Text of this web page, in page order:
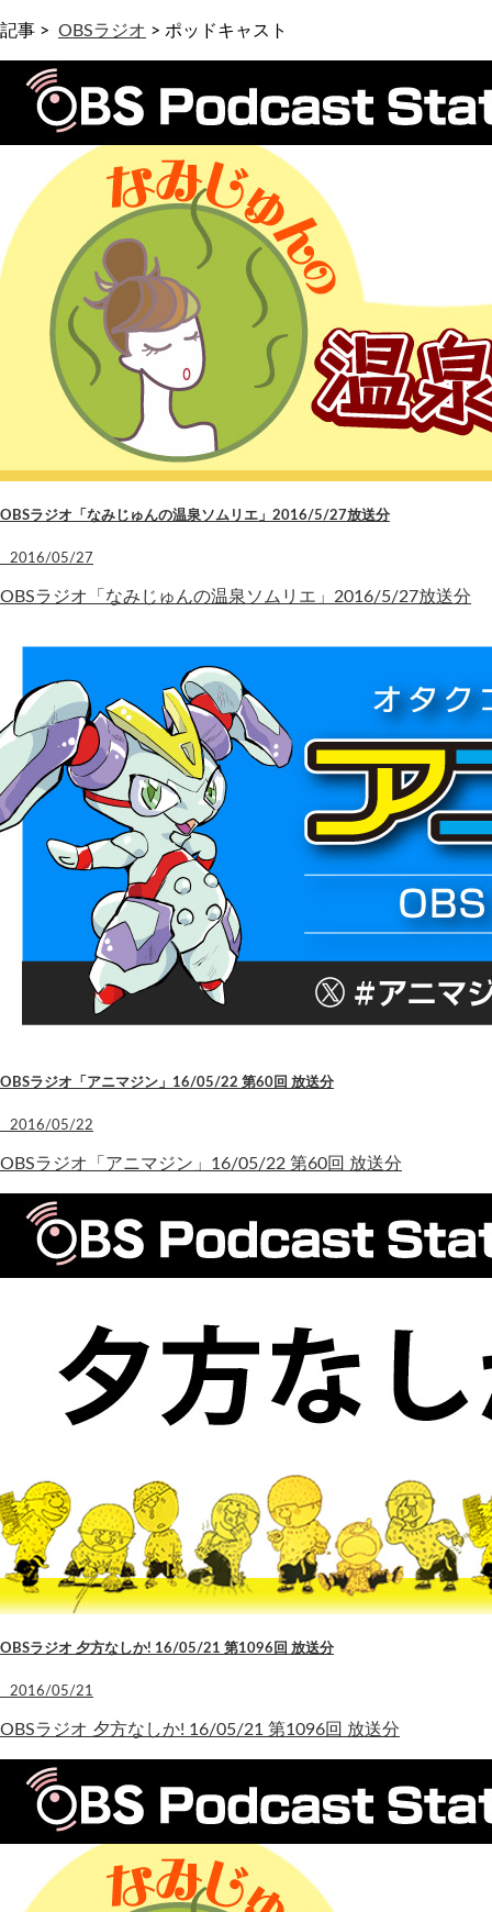
記事 > OBSラジオ > ポッドキャスト
OBSラジオ「なみじゅんの温泉ソムリエ」2016/5/27放送分
2016/05/27
OBSラジオ「なみじゅんの温泉ソムリエ」2016/5/27放送分
OBSラジオ「アニマジン」16/05/22 第60回 放送分
2016/05/22
OBSラジオ「アニマジン」16/05/22 第60回 放送分
OBSラジオ 夕方なしか! 16/05/21 第1096回 放送分
2016/05/21
OBSラジオ 夕方なしか! 16/05/21 第1096回 放送分